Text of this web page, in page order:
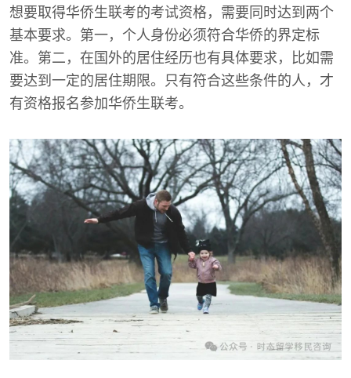
想要取得华侨生联考的考试资格，需要同时达到两个
基本要求。第一，个人身份必须符合华侨的界定标
准。第二，在国外的居住经历也有具体要求，比如需
要达到一定的居住期限。只有符合这些条件的人，才
有资格报名参加华侨生联考。